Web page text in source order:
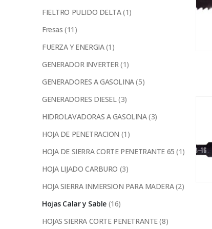
FIELTRO PULIDO DELTA(1)
Fresas (11)
FUERZA Y ENERGIA(1)
GENERADOR INVERTER (1)
GENERADORES A GASOLINA(5)
GENERADORES DIESEL (3)
HIDROLAVADORAS A GASOLINA(3)
HOJA DE PENETRACION (1)
HOJA DE SIERRA CORTE PENETRANTE 65 (1)
HOJA LIJADO CARBURO (3)
HOJA SIERRA INMERSION PARA MADERA (2)
Hojas Calar y Sable (16)
HOJAS SIERRA CORTE PENETRANTE(8)